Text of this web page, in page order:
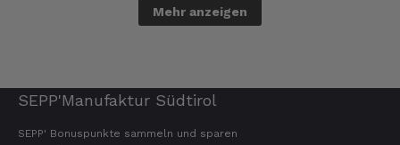
Mehr anzeigen
SEPP'Manufaktur Südtirol
SEPP' Bonuspunkte sammeln und sparen